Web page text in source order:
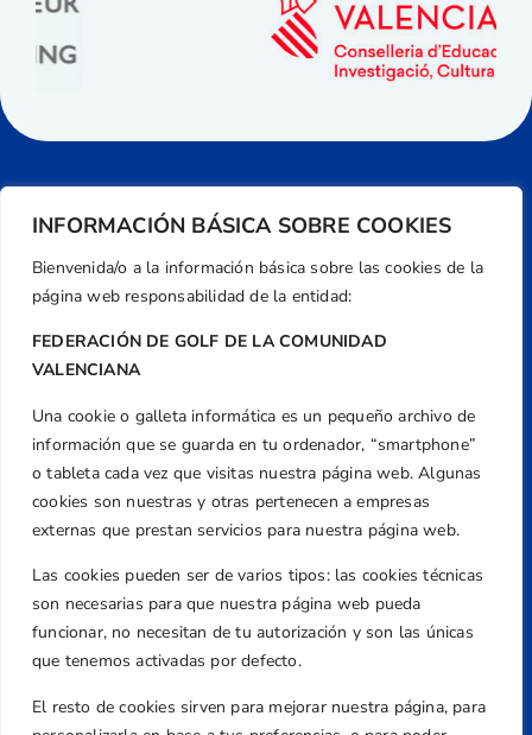
INFORMACIÓN BÁSICA SOBRE COOKIES
Bienvenida/o a la información básica sobre las cookies de la
página web responsabilidad de la entidad:
FEDERACIÓN DE GOLF DE LA COMUNIDAD
VALENCIANA
Una cookie o galleta informática es un pequeño archivo de
información que se guarda en tu ordenador, “smartphone”
o tableta cada vez que visitas nuestra página web. Algunas
cookies son nuestras y otras pertenecen a empresas
externas que prestan servicios para nuestra página web.
Las cookies pueden ser de varios tipos: las cookies técnicas
son necesarias para que nuestra página web pueda
funcionar, no necesitan de tu autorización y son las únicas
que tenemos activadas por defecto.
El resto de cookies sirven para mejorar nuestra página, para
Dirección
Centre de L´Esport, Carrer d'Isaac Peral i
Caballero, Nº 5, Despachos 2 y 3, 46980,
Valencia
+34 961 367 799
Email
federacion@golfcv.com
Aviso Legal